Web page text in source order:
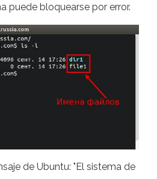
puede bloquearse por error.
de Ubuntu: "El sistema de